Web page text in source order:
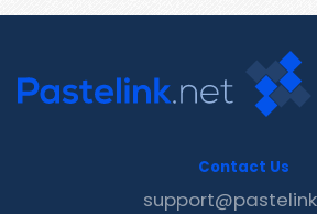
Contact Us